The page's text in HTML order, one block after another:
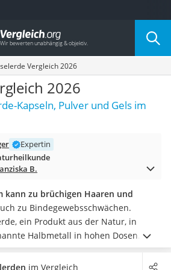
nach Kategorie
Vergleich 2026
2026
Kapseln, Pulver und Gels im
Expertin
B.
kann zu brüchigen Haaren und
zu Bindegewebsschwächen.
ein Produkt aus der Natur, in
Halbmetall in hohen Dosen
innerlich, in manchen Fällen auch
werden. Entscheiden Sie sich jetzt am
im Vergleich